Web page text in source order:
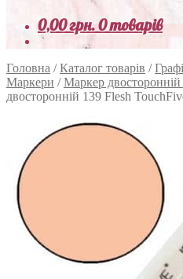
0,00грн.0 товарів
Головна /Каталог товарів /
Маркери /Маркер
двосторонній 139 Flesh